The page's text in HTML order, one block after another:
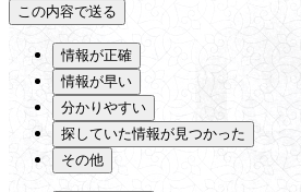
情報が正確
情報が早い
分かりやすい
探していた情報が見つかった
その他